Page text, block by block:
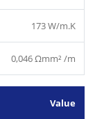
173 W/m.K
0,046 Ωmm² /m
Value